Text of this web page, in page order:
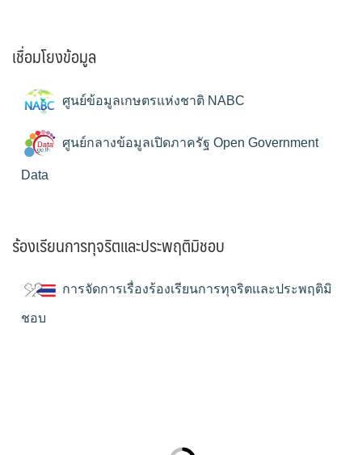
เชื่อมโยงข้อมูล
ศูนย์ข้อมูลเกษตรแห่งชาติ NABC
ศูนย์กลางข้อมูลเปิดภาครัฐ Open Government
Data
ร้องเรียนการทุจริตและประพฤติมิชอบ
การจัดการเรื่องร้องเรียนการทุจริตและประพฤติมิ
ชอบ